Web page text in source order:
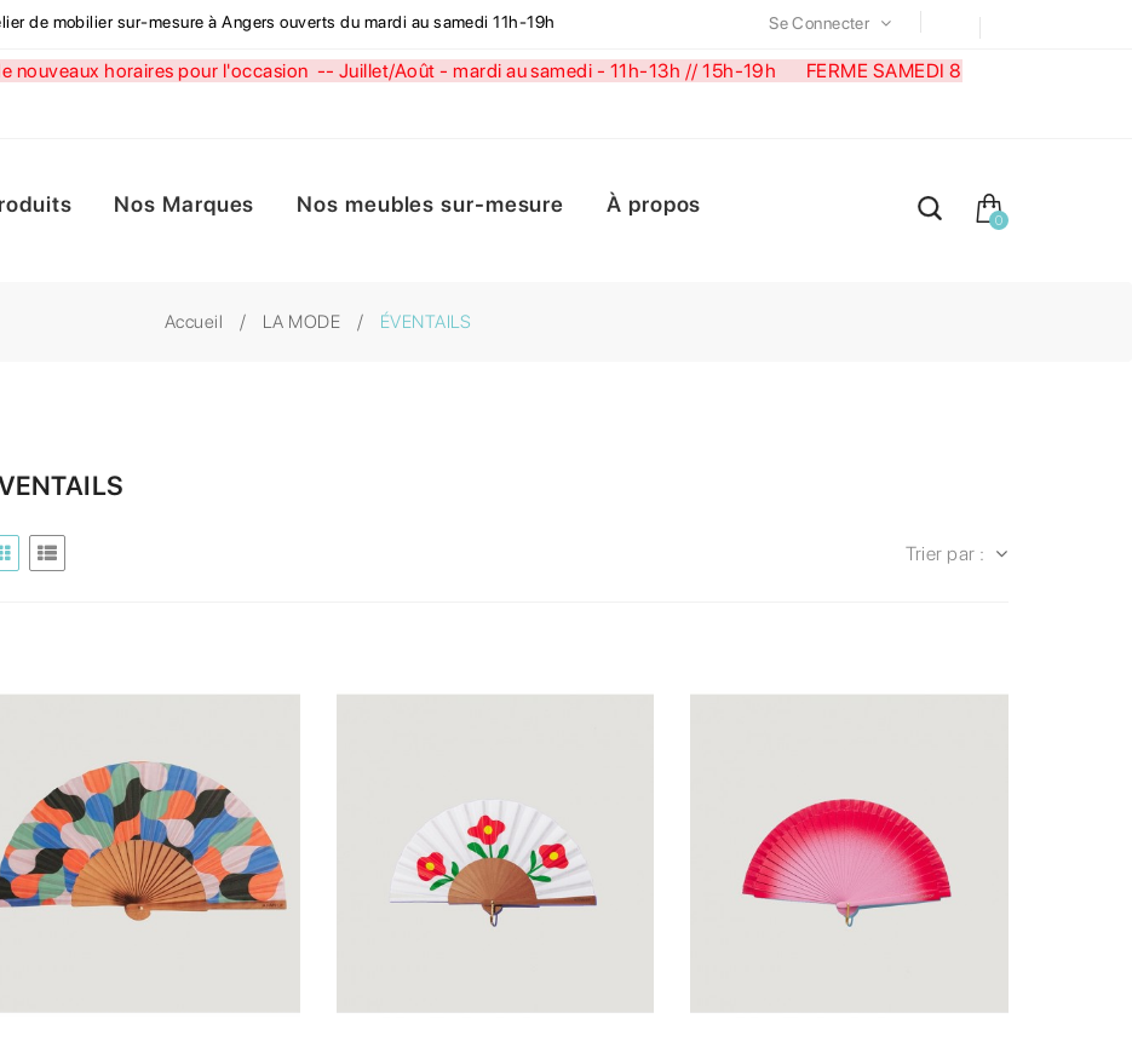
de mobilier sur-mesure à Angers ouverts du mardi au samedi 11h-19h Se Connecter
nouveaux horaires pour l'occasion -- Juillet/Août - mardi au samedi - 11h-13h // 15h-19h FERME SAMEDI 8
Nos Marques Nos meubles sur-mesure À propos
0
Accueil LA MODE ÉVENTAILS
Trier par :